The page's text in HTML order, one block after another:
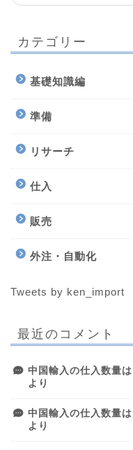
カテゴリー
基礎知識編
準備
リサーチ
仕入
販売
外注・自動化
Tweets by ken_import
最近のコメント
中国輸入の仕入数量
より
中国輸入の仕入数量
より